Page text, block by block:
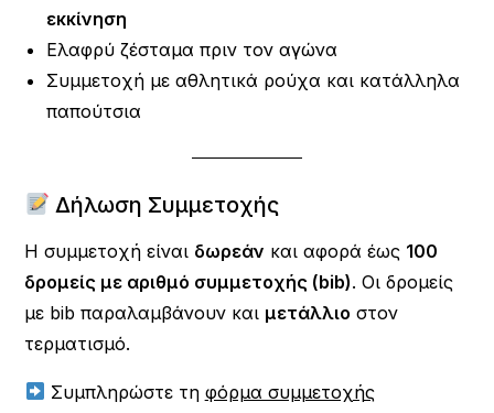
εκκίνηση
Ελαφρύ ζέσταμα πριν τον αγώνα
Συμμετοχή με αθλητικά ρούχα και κατάλληλα
παπούτσια
Δήλωση Συμμετοχής
Η συμμετοχή είναι δωρεάν και αφορά έως 100
δρομείς με αριθμό συμμετοχής (bib). Οι δρομείς
με bib παραλαμβάνουν και μετάλλιο στον
τερματισμό.
Συμπληρώστε τη φόρμα συμμετοχής